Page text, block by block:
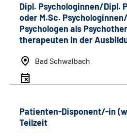
Dipl. Psychologinnen/Dipl.
oder M.Sc.
Psychologen als
therapeuten in der
Bad Schwalbach
Patienten-Disponent/-in
Teilzeit